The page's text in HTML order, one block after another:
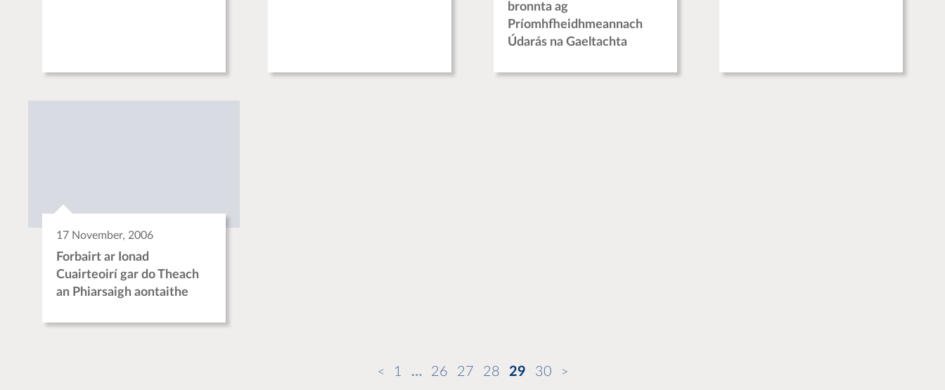
bronnta ag
Príomhfheidhmeannach
Údarás na Gaeltachta
17 November, 2006
Forbairt ar Ionad
Cuairteoirí gar do Theach
an Phiarsaigh aontaithe
1 … 26 27 28 29 30